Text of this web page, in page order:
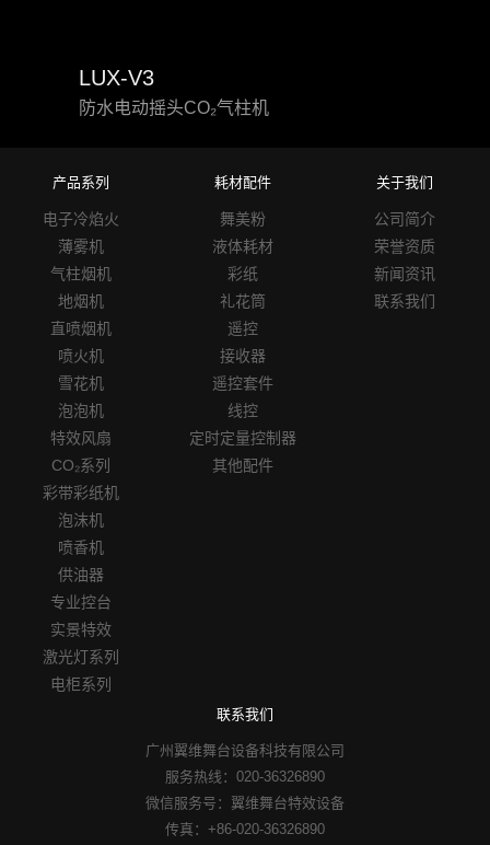
LUX-V3
防水电动摇头CO₂气柱机
产品系列
电子冷焰火
薄雾机
气柱烟机
地烟机
直喷烟机
喷火机
雪花机
泡泡机
特效风扇
CO₂系列
彩带彩纸机
泡沫机
喷香机
供油器
专业控台
实景特效
激光灯系列
电柜系列
耗材配件
舞美粉
液体耗材
彩纸
礼花筒
遥控
接收器
遥控套件
线控
定时定量控制器
其他配件
关于我们
公司简介
荣誉资质
新闻资讯
联系我们
联系我们
广州翼维舞台设备科技有限公司
服务热线：020-36326890
微信服务号：翼维舞台特效设备
传真：+86-020-36326890